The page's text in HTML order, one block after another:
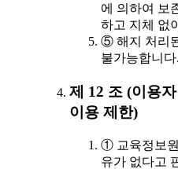
에 의하여 보
하고 지체 없
⑤ 해지 처리
불가능합니다.
제 12 조 (이용
이용 제한)
① 교육정보
유가 없다고